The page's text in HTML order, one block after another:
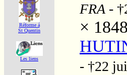
Réforme á
St Quentin
Les liens
FRA -
× 1848
- †22